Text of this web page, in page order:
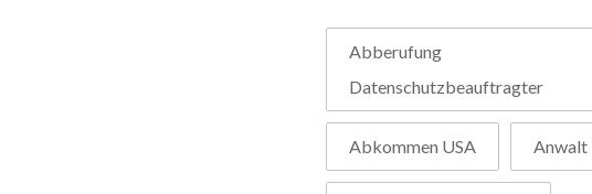
Abberufung
Datenschutzbeauftragter
Abkommen USA Anwalt